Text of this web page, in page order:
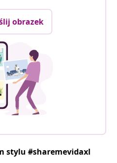
obrazek
stylu #sharemevidaxl